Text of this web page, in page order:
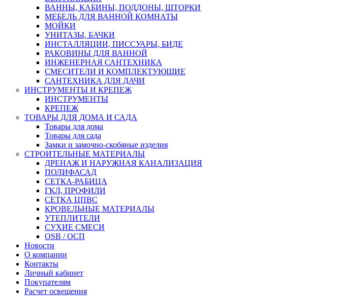
ВАННЫ, КАБИНЫ, ПОДДОНЫ, ШТОРКИ
МЕБЕЛЬ ДЛЯ ВАННОЙ КОМНАТЫ
МОЙКИ
УНИТАЗЫ, БАЧКИ
ИНСТАЛЛЯЦИИ, ПИССУАРЫ, БИДЕ
РАКОВИНЫ ДЛЯ ВАННОЙ
ИНЖЕНЕРНАЯ САНТЕХНИКА
СМЕСИТЕЛИ И КОМПЛЕКТУЮЩИЕ
САНТЕХНИКА ДЛЯ ДАЧИ
ИНСТРУМЕНТЫ И КРЕПЕЖ
ИНСТРУМЕНТЫ
КРЕПЕЖ
ТОВАРЫ ДЛЯ ДОМА И САДА
Товары для дома
Товары для сада
Замки и замочно-скобяные изделия
СТРОИТЕЛЬНЫЕ МАТЕРИАЛЫ
ДРЕНАЖ И НАРУЖНАЯ КАНАЛИЗАЦИЯ
ПОЛИФАСАД
СЕТКА-РАБИЦА
ГКЛ, ПРОФИЛИ
СЕТКА ЦПВС
КРОВЕЛЬНЫЕ МАТЕРИАЛЫ
УТЕПЛИТЕЛИ
СУХИЕ СМЕСИ
OSB / ОСП
Новости
О компании
Контакты
Личный кабинет
Покупателям
Расчет освещения